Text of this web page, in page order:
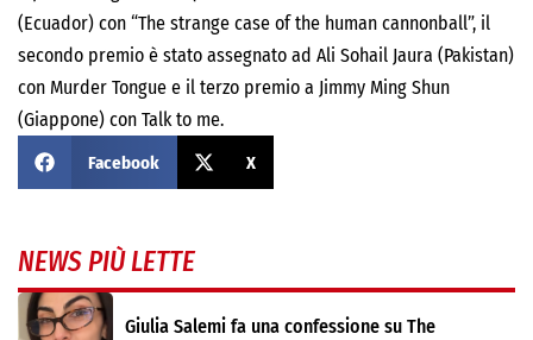
(Ecuador) con “The strange case of the human cannonball”, il
secondo premio è stato assegnato ad Ali Sohail Jaura (Pakistan)
con Murder Tongue e il terzo premio a Jimmy Ming Shun
(Giappone) con Talk to me.
Facebook X
NEWS PIÙ LETTE
Giulia Salemi fa una confessione su The